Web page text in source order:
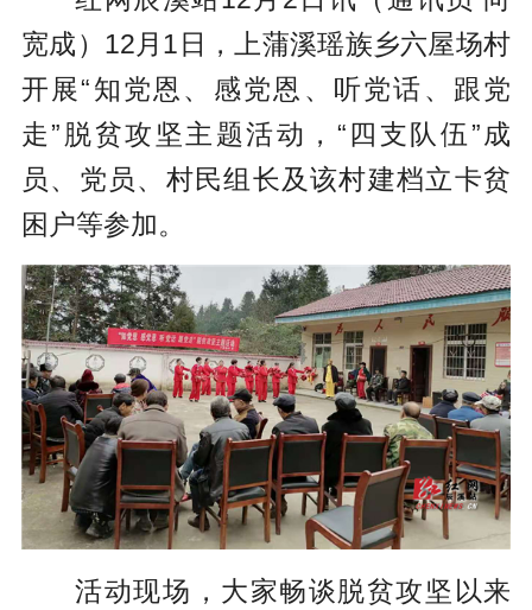
宽成） 12月1日，上蒲溪瑶族乡六屋场村
开展“知党恩、感党恩、听党话、跟党
走”脱贫攻坚主题活动，“四支队伍”成
员、党员、村民组长及该村建档立卡贫
困户等参加。
活动现场，大家畅谈脱贫攻坚以来